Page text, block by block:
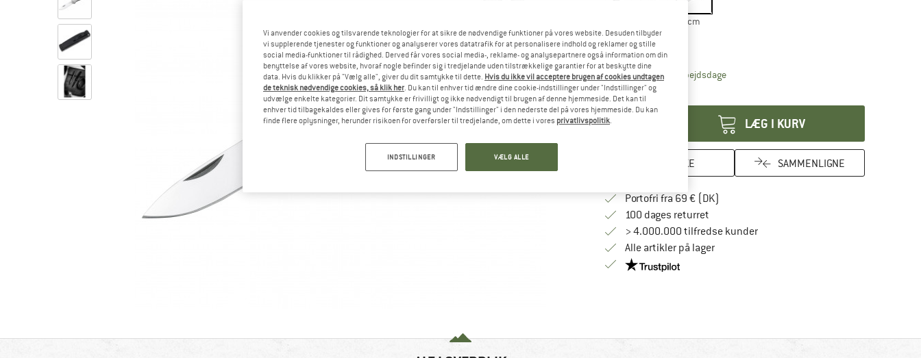
Klinge 6,7 cm
Klinge 6,7 cm
Leveringstid: 4-6 arbejdsdageLinket åbnes i en infoboks og indeholder
Antal:
LÆG I KURV
HUSKE SAMMENLIGNE
Portofri fra 69 € (DK)
100 dages returretGå til returretten her Åbnes i en infoboks
> 4.000.000 tilfredse kunder
Alle artikler på lager
Vi er Trustpilot-certificeret - oplysningerne får du
Vi anvender cookies og tilsvarende teknologier for at sikre de nødvendige funktioner på vores website. Desuden tilbyder
vi supplerende tjenester og funktioner og analyserer vores datatrafik for at personalisere indhold og reklamer og stille
social media-funktioner til rådighed. Derved får vores social media-, reklame- og analysepartnere også information om din
benyttelse af vores website, hvoraf nogle befinder sig i tredjelande uden tilstrækkelige garantier for at beskytte dine
data. Hvis du klikker på "Vælg alle", giver du dit samtykke til dette. Hvis du ikke vil acceptere brugen af cookies undtagen
de teknisk nødvendige cookies, så klik her. Du kan til enhver tid ændre dine cookie-indstillinger under "Indstillinger" og
udvælge enkelte kategorier. Dit samtykke er frivilligt og ikke nødvendigt til brugen af denne hjemmeside. Det kan til
enhver tid tilbagekaldes eller gives for første gang under "Indstillinger" i den nederste del på vores hjemmeside. Du kan
finde flere oplysninger, herunder risikoen for overførsler til tredjelande, om dette i vores privatlivspolitik.
INDSTILLINGER VÆLG ALLE